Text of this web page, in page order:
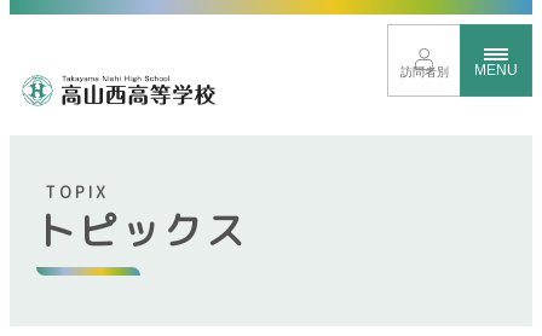
訪問者別 MENU
トップページ
イベントサイト
トピックス
TOPIX